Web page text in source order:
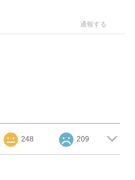
通報する
248 209